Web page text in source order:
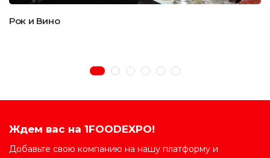
Рок и Вино
Ждем вас на 1FOODEXPO!
Добавьте свою компанию на нашу платформу и